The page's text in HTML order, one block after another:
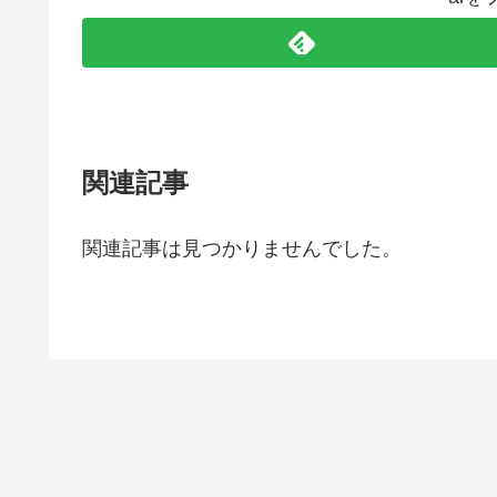
関連記事
関連記事は見つかりませんでした。